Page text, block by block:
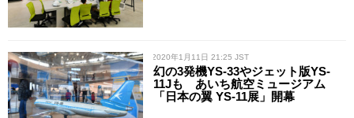
/ 2020年1月11日 21:25 JST
幻の3発機YS-33やジェット版YS-
11Jも あいち航空ミュージアム
「日本の翼 YS-11展」開幕